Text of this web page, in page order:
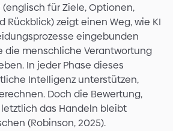
(englisch für Ziele, Optionen,
Rückblick) zeigt einen Weg, wie KI
eingebunden
die menschliche Verantwortung
In jeder Phase dieses
Intelligenz unterstützen,
Doch die Bewertung,
das Handeln bleibt
(Robinson, 2025).